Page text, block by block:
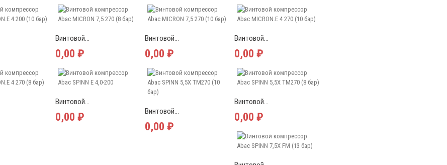
Винтовой...
0,00 ₽
Винтовой...
0,00 ₽
Винтовой...
0,00 ₽
Винтовой...
0,00 ₽ Винтовой...
0,00 ₽
Винтовой...
0,00 ₽